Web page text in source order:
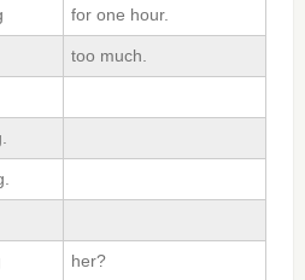
for one hour.
too much.
her?